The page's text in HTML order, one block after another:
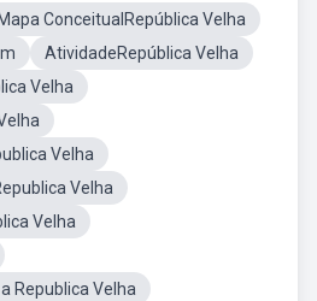
Mapa ConceitualRepública Velha
AtividadeRepública Velha
Velha
Velha
Velha
Velha
Republica Velha